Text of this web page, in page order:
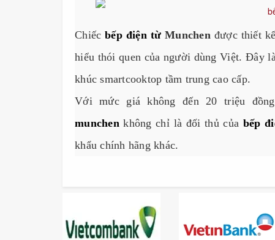
Chiếcbếp điện từ Munchenđược thiết
hiểu thói quen của người dùng Việt. Đây
khúc smartcooktop tầm trung cao cấp.
Với mức giá không đến 20 triệu
munchenkhông chỉ là đối thủ của bếp
khẩu chính hãng khác.